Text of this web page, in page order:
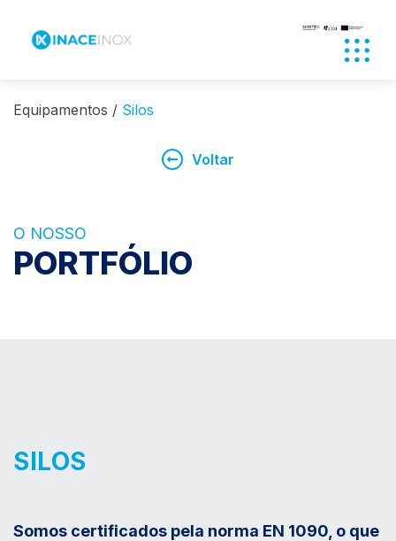
Equipamentos Silos
Voltar
O NOSSO
PORTFÓLIO
SILOS
Somos certificados pela norma EN 1090, o que